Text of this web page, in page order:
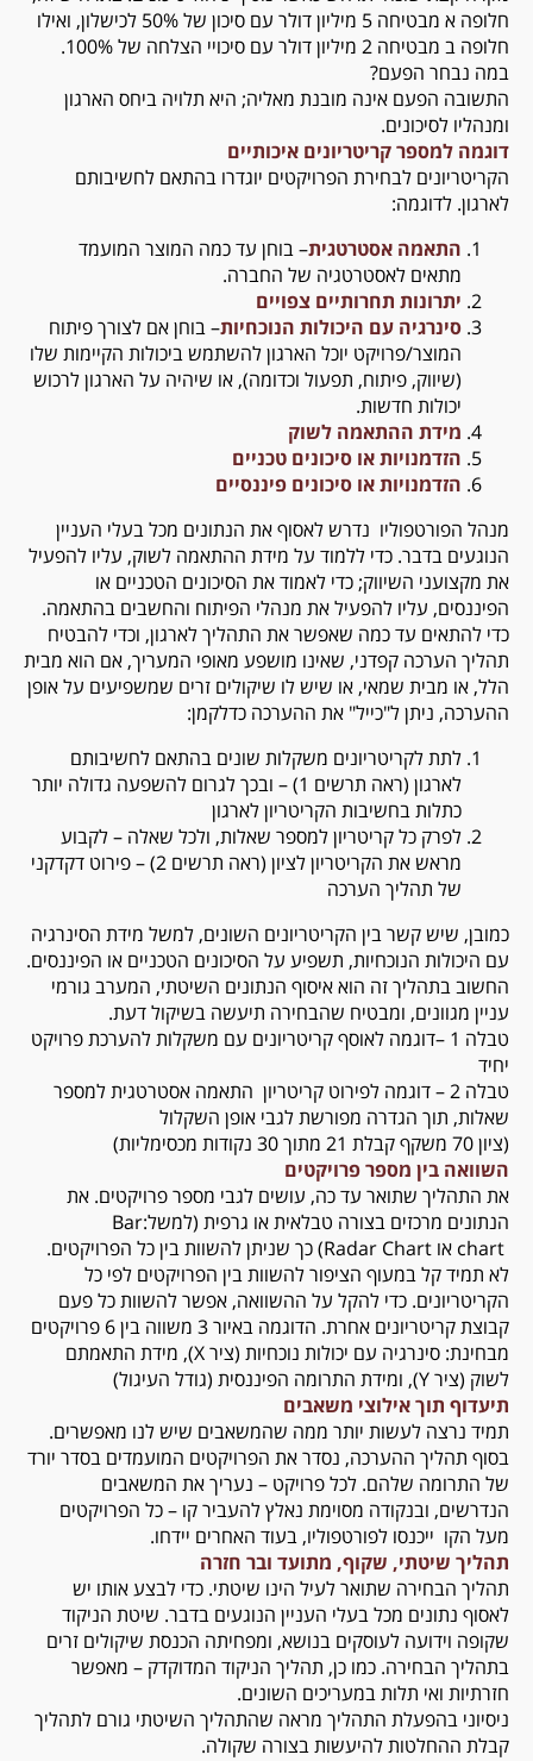
חלופה א מבטיחה 5 מיליון דולר עם סיכון של 50% לכישלון, ואילו
חלופה ב מבטיחה 2 מיליון דולר עם סיכויי הצלחה של 100%.
במה נבחר הפעם?
התשובה הפעם אינה מובנת מאליה; היא תלויה ביחס הארגון
ומנהליו לסיכונים.
דוגמה למספר קריטריונים איכותיים
הקריטריונים לבחירת הפרויקטים יוגדרו בהתאם לחשיבותם
לארגון. לדוגמה:
התאמה אסטרטגית– בוחן עד כמה המוצר המועמד
מתאים לאסטרטגיה של החברה.
יתרונות תחרותיים צפויים
סינרגיה עם היכולות הנוכחיות– בוחן אם לצורך פיתוח
המוצר/פרויקט יוכל הארגון להשתמש ביכולות הקיימות שלו
(שיווק, פיתוח, תפעול וכדומה), או שיהיה על הארגון לרכוש
יכולות חדשות.
מידת ההתאמה לשוק
הזדמנויות או סיכונים טכניים
הזדמנויות או סיכונים פיננסיים
מנהל הפורטפוליו נדרש לאסוף את הנתונים מכל בעלי העניין
הנוגעים בדבר. כדי ללמוד על מידת ההתאמה לשוק, עליו להפעיל
את מקצועני השיווק; כדי לאמוד את הסיכונים הטכניים או
הפיננסים, עליו להפעיל את מנהלי הפיתוח והחשבים בהתאמה.
כדי להתאים עד כמה שאפשר את התהליך לארגון, וכדי להבטיח
תהליך הערכה קפדני, שאינו מושפע מאופי המעריך, אם הוא מבית
הלל, או מבית שמאי, או שיש לו שיקולים זרים שמשפיעים על אופן
ההערכה, ניתן ל"כייל" את ההערכה כדלקמן:
לתת לקריטריונים משקלות שונים בהתאם לחשיבותם
לארגון (ראה תרשים 1) – ובכך לגרום להשפעה גדולה יותר
כתלות בחשיבות הקריטריון לארגון
לפרק כל קריטריון למספר שאלות, ולכל שאלה – לקבוע
מראש את הקריטריון לציון (ראה תרשים 2) – פירוט דקדקני
של תהליך הערכה
כמובן, שיש קשר בין הקריטריונים השונים, למשל מידת הסינרגיה
עם היכולות הנוכחיות, תשפיע על הסיכונים הטכניים או הפיננסים.
החשוב בתהליך זה הוא איסוף הנתונים השיטתי, המערב גורמי
עניין מגוונים, ומבטיח שהבחירה תיעשה בשיקול דעת.
טבלה 1 –דוגמה לאוסף קריטריונים עם משקלות להערכת פרויקט
יחיד
טבלה 2 – דוגמה לפירוט קריטריון התאמה אסטרטגית למספר
שאלות, תוך הגדרה מפורשת לגבי אופן השקלול
(ציון 70 משקף קבלת 21 מתוך 30 נקודות מכסימליות)
השוואה בין מספר פרויקטים
את התהליך שתואר עד כה, עושים לגבי מספר פרויקטים. את
הנתונים מרכזים בצורה טבלאית או גרפית (למשל:Bar
chart או Radar Chart) כך שניתן להשוות בין כל הפרויקטים.
לא תמיד קל במעוף הציפור להשוות בין הפרויקטים לפי כל
הקריטריונים. כדי להקל על ההשוואה, אפשר להשוות כל פעם
קבוצת קריטריונים אחרת. הדוגמה באיור 3 משווה בין 6 פרויקטים
מבחינת: סינרגיה עם יכולות נוכחיות (צירX), מידת התאמתם
לשוק (צירY), ומידת התרומה הפיננסית (גודל העיגול)
תיעדוף תוך אילוצי משאבים
תמיד נרצה לעשות יותר ממה שהמשאבים שיש לנו מאפשרים.
בסוף תהליך ההערכה, נסדר את הפרויקטים המועמדים בסדר יורד
של התרומה שלהם. לכל פרויקט – נעריך את המשאבים
הנדרשים, ובנקודה מסוימת נאלץ להעביר קו – כל הפרויקטים
מעל הקו ייכנסו לפורטפוליו, בעוד האחרים יידחו.
תהליך שיטתי, שקוף, מתועד ובר חזרה
תהליך הבחירה שתואר לעיל הינו שיטתי. כדי לבצע אותו יש
לאסוף נתונים מכל בעלי העניין הנוגעים בדבר. שיטת הניקוד
שקופה וידועה לעוסקים בנושא, ומפחיתה הכנסת שיקולים זרים
בתהליך הבחירה. כמו כן, תהליך הניקוד המדוקדק – מאפשר
חזרתיות ואי תלות במעריכים השונים.
ניסיוני בהפעלת התהליך מראה שהתהליך השיטתי גורם לתהליך
קבלת ההחלטות להיעשות בצורה שקולה.